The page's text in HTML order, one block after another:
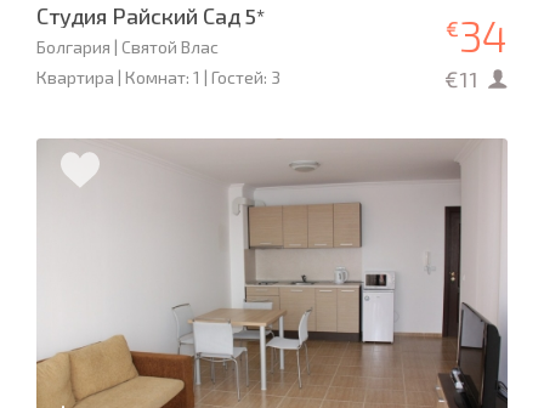
Студия Райский Сад 5*
Болгария | Святой Влас
Квартира | Комнат: 1 | Гостей: 3
€34
€11